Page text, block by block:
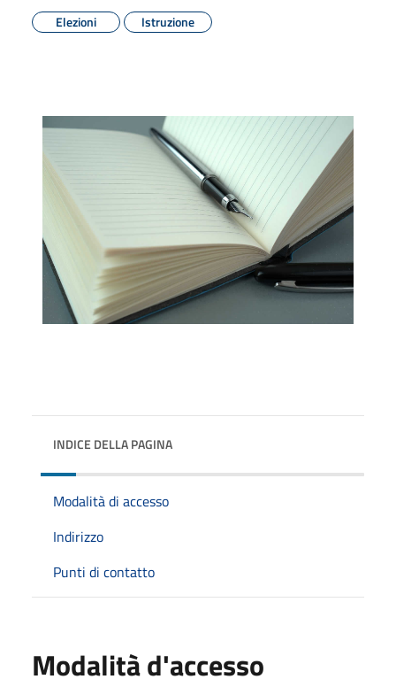
Elezioni
Istruzione
INDICE DELLA PAGINA
Modalità di accesso
Indirizzo
Punti di contatto
Modalità d'accesso